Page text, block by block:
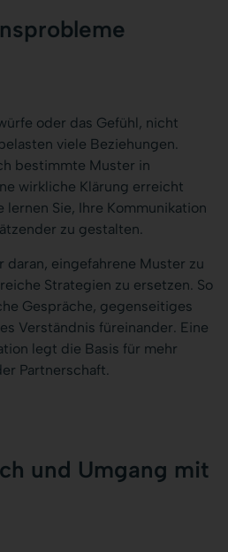
oder das Gefühl, nicht
viele Beziehungen.
bestimmte Muster in
wirkliche Klärung erreicht
lernen Sie, Ihre Kommunikation
zu gestalten.
daran, eingefahrene Muster zu
Strategien zu ersetzen. So
Gespräche, gegenseitiges
Verständnis füreinander. Eine
legt die Basis für mehr
Partnerschaft.
und Umgang mit